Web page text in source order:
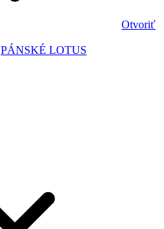
Otvoriť
PÁNSKÉ LOTUS